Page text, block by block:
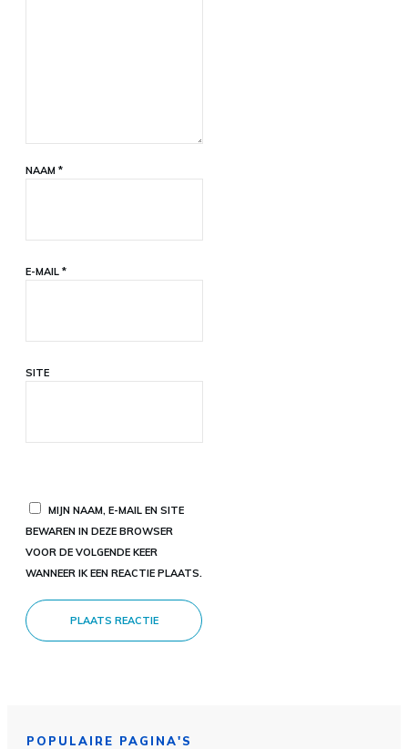
NAAM *
E-MAIL *
SITE
MIJN NAAM, E-MAIL EN SITE
BEWAREN IN DEZE BROWSER
VOOR DE VOLGENDE KEER
WANNEER IK EEN REACTIE PLAATS.
PLAATS REACTIE
POPULAIRE PAGINA'S